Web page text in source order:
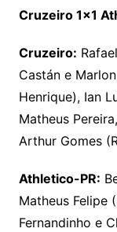
Cruzeiro 1×1
Cruzeiro:
Castán e
Henrique), Ian
Matheus
Arthur Gomes
Athletico-PR:
Matheus Felipe
Fernandinho e